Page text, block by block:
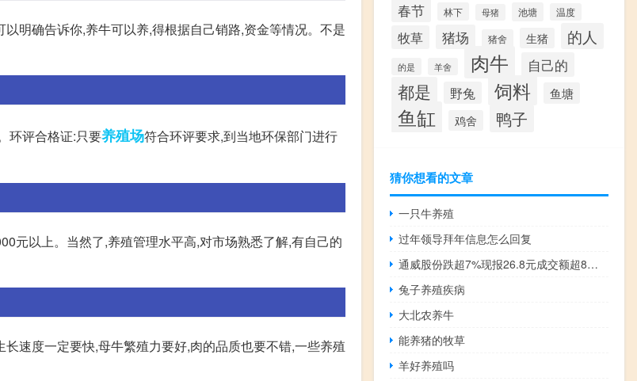
明确告诉你,养牛可以养,得根据自己销路,资金等情况。不是
环评合格证:只要养殖场符合环评要求,到当地环保部门进行
元以上。当然了,养殖管理水平高,对市场熟悉了解,有自己的
速度一定要快,母牛繁殖力要好,肉的品质也要不错,一些养殖
春节
林下 母猪 池塘 温度
牧草 猪场 猪舍 生猪 的人
的是 羊舍 肉牛 自己的
都是 野兔 饲料 鱼塘
鱼缸 鸡舍 鸭子
猜你想看的文章
一只牛养殖
过年领导拜年信息怎么回复
通威股份跌超7%现报26.8元成交额超8亿元
兔子养殖疾病
大北农养牛
能养猪的牧草
羊好养殖吗